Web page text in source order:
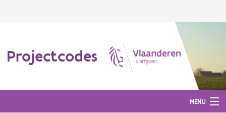
Projectcodes
MENU